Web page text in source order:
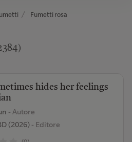
Fumetti rosa
hides her feelings
- Autore
(2026)- Editore